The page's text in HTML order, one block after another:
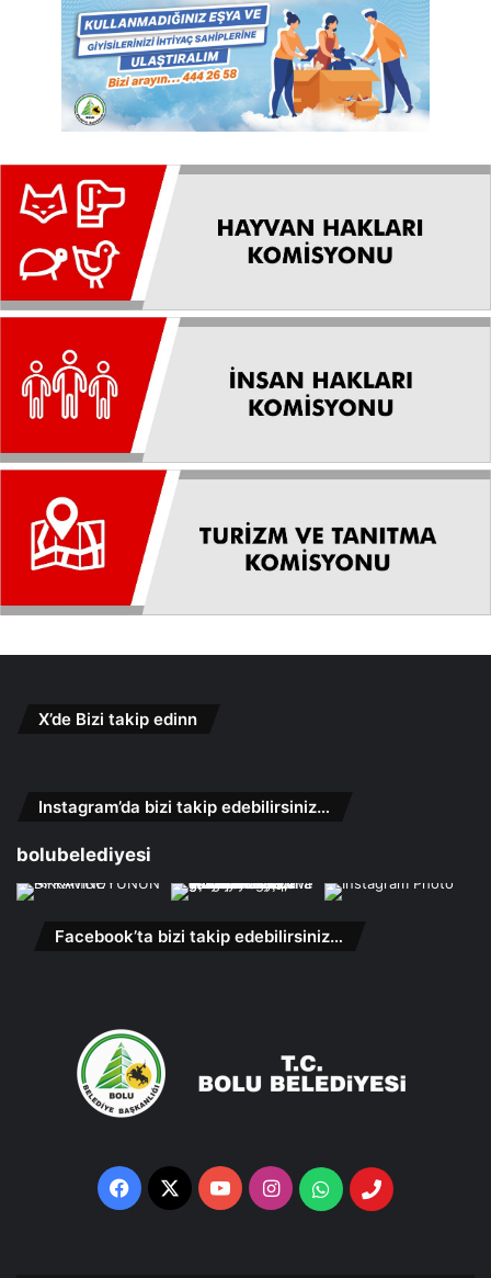
X’de Bizi takip edinn
Instagram’da bizi takip edebilirsiniz…
bolubelediyesi
Facebook’ta bizi takip edebilirsiniz…
Facebook
X YouTubeInstagramWhatsappTelefon